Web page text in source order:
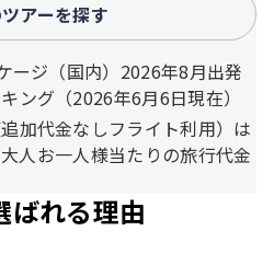
アーを探す
ージ（国内）2026年8月出発
ング（2026年6月6日現在）
加代金なしフライト利用）は
人お一人様当たりの旅行代金
ばれる理由